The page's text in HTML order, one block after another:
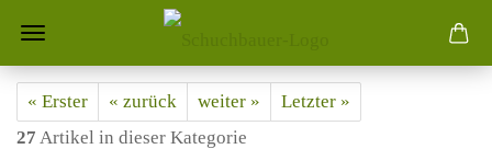
« Erster « zurück weiter »
Letzter »
27 Artikel in dieser Kategorie